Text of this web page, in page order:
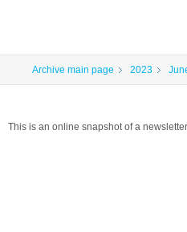
Archive main page 2023
This is an online snapshot of a